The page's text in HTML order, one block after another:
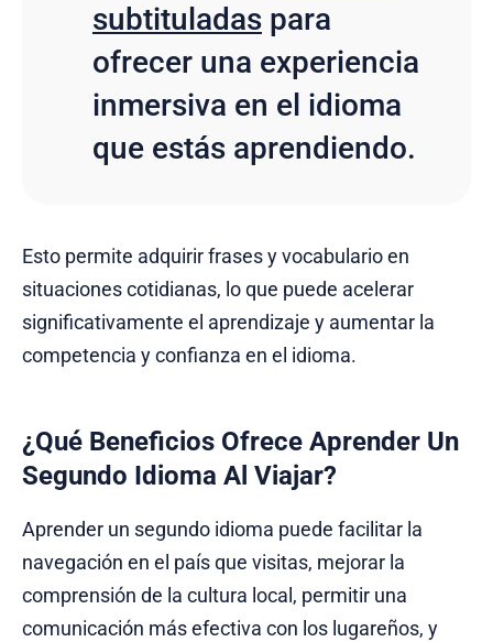
subtituladas para
ofrecer una experiencia
inmersiva en el idioma
que estás aprendiendo.
Esto permite adquirir frases y vocabulario en
situaciones cotidianas, lo que puede acelerar
significativamente el aprendizaje y aumentar la
competencia y confianza en el idioma.
¿Qué Beneficios Ofrece Aprender Un
Segundo Idioma Al Viajar?
Aprender un segundo idioma puede facilitar la
navegación en el país que visitas, mejorar la
comprensión de la cultura local, permitir una
comunicación más efectiva con los lugareños, y